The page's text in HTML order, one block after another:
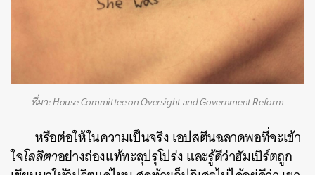
ที่มา: House Committee on Oversight and Government Reform
หรือต่อให้ในความเป็นจริง เอปสตีนฉลาดพอที่จะเข้า
ใจโลลิตาอย่างถ่องแท้ทะลุปรุโปร่ง และรู้ดีว่าฮัมเบิร์ตถูก